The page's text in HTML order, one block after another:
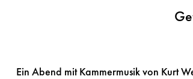
Ein Abend mit Kammermusik von Kurt